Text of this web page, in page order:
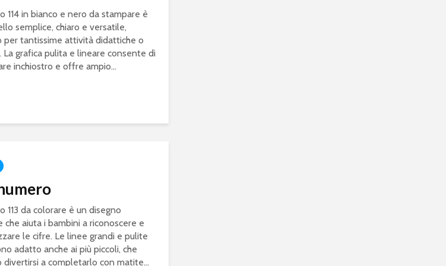
114 in bianco e nero da stampare è
semplice, chiaro e versatile,
tantissime attività didattiche o
La grafica pulita e lineare consente di
inchiostro e offre ampio...
113 da colorare è un disegno
che aiuta i bambini a riconoscere e
le cifre. Le linee grandi e pulite
adatto anche ai più piccoli, che
divertirsi a completarlo con matite...